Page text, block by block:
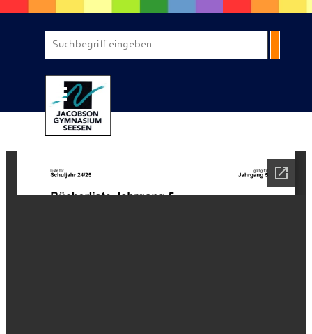
Menü überspringen